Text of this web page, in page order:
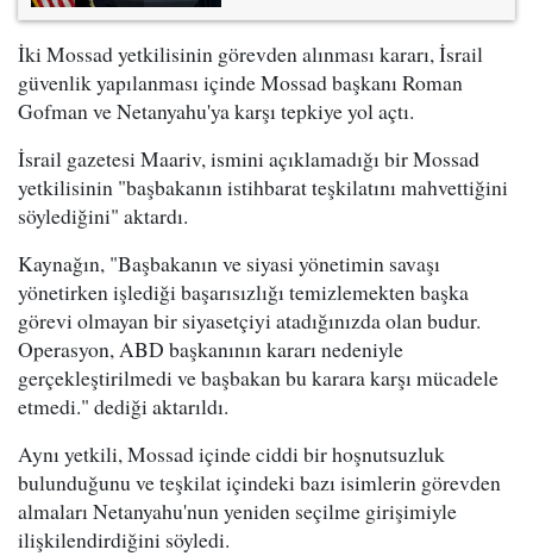
İki Mossad yetkilisinin görevden alınması kararı, İsrail
güvenlik yapılanması içinde Mossad başkanı Roman
Gofman ve Netanyahu'ya karşı tepkiye yol açtı.
İsrail gazetesi Maariv, ismini açıklamadığı bir Mossad
yetkilisinin "başbakanın istihbarat teşkilatını mahvettiğini
söylediğini" aktardı.
Kaynağın, "Başbakanın ve siyasi yönetimin savaşı
yönetirken işlediği başarısızlığı temizlemekten başka
görevi olmayan bir siyasetçiyi atadığınızda olan budur.
Operasyon, ABD başkanının kararı nedeniyle
gerçekleştirilmedi ve başbakan bu karara karşı mücadele
etmedi." dediği aktarıldı.
Aynı yetkili, Mossad içinde ciddi bir hoşnutsuzluk
bulunduğunu ve teşkilat içindeki bazı isimlerin görevden
almaları Netanyahu'nun yeniden seçilme girişimiyle
ilişkilendirdiğini söyledi.